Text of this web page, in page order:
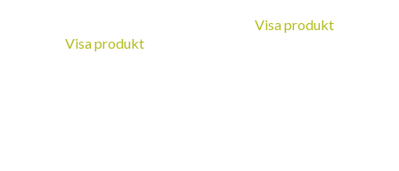
Visa produkt
Visa produkt